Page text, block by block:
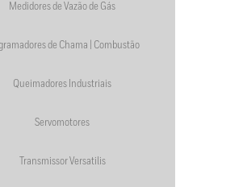
Medidores de Vazão de Gás
de Chama | Combustão
Queimadores Industriais
Servomotores
Transmissor Versatilis